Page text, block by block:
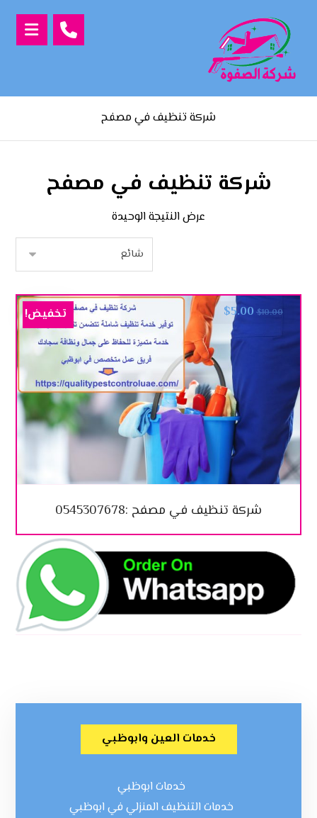
شركة تنظيف في مصفح
شركة تنظيف في مصفح
عرض النتيجة الوحيدة
شركة تنظيف في مصفح :0545307678
$10.00
$5.00 تخفيض!
خدمات العين وابوظبي
خدمات ابوظبي
خدمات التنظيف المنزلي في ابوظبي